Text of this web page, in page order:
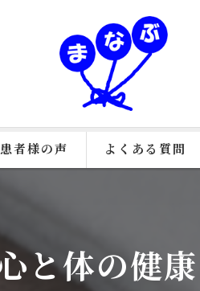
患者様の声 よくある質問
と体の健